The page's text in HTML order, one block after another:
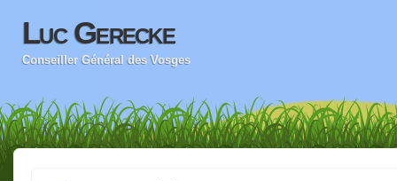
Luc Gerecke
Conseiller Général des Vosges